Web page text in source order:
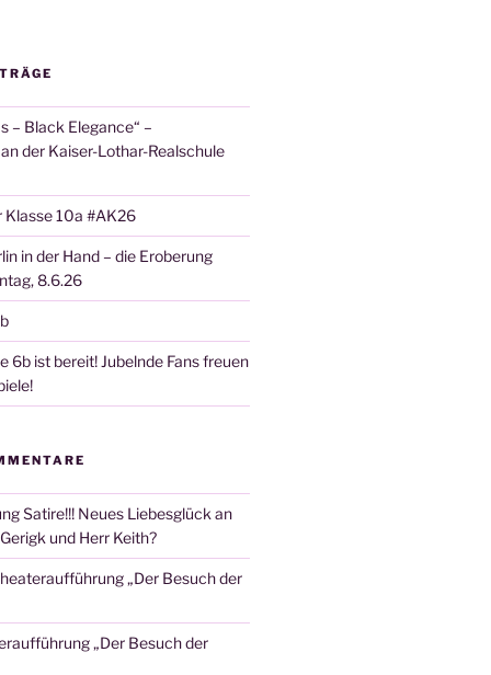
– Black Elegance“ –
der Kaiser-Lothar-Realschule
10a #AK26
in der Hand – die Eroberung
8.6.26
6b ist bereit! Jubelnde Fans freuen
Satire!!! Neues Liebesglück an
und Herr Keith?
„Der Besuch der
„Der Besuch der